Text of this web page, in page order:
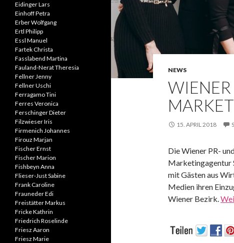
NEWS
15. APRIL 2018
Die Wiener PR-
Marketingagentur
mit Gästen aus
Medien ihren
Wiener Bezirk.
Eidinger Lars
Einhoff Petra
Erber Wolfgang
Ertl Philipp
Essl Manuel
Fartek Christa
Fasslabend Martina
Fauland-Nerat Theresia
Fellner Jenny
Fellner Uschi
Ferragamo Tini
Ferres Veronica
Ferschinger Dieter
Filzwieser Iris
Firmenich Johannes
Firouz Marjan
Fischer Ernst
Fischer Marion
Fishbeyn Anna
Flieser-Just Sabine
Frank Caroline
Frauneder Edi
Freistätter Markus
Fricke Kathrin
Friedrich Roselinde
Friesz Aaron
Friesz Marie